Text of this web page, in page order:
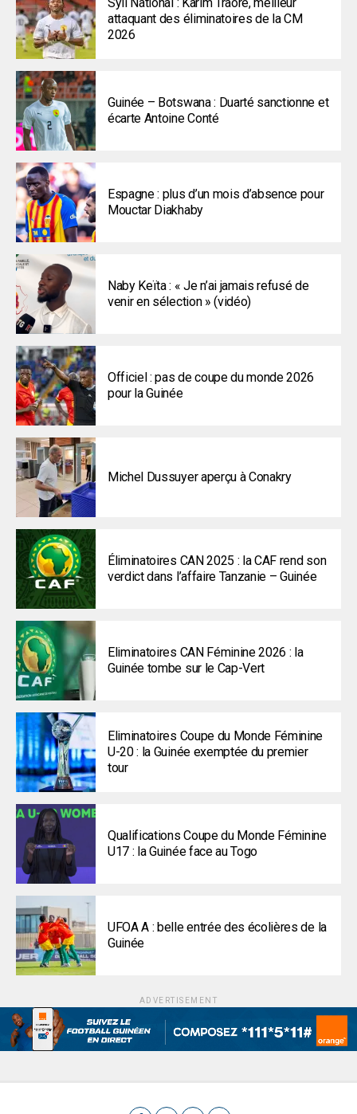
attaquant des éliminatoires de la CM
2026
Guinée – Botswana : Duarté sanctionne et
écarte Antoine Conté
Espagne : plus d’un mois d’absence pour
Mouctar Diakhaby
Naby Keïta : « Je n’ai jamais refusé de
venir en sélection » (vidéo)
Officiel : pas de coupe du monde 2026
pour la Guinée
Michel Dussuyer aperçu à Conakry
Éliminatoires CAN 2025 : la CAF rend son
verdict dans l’affaire Tanzanie – Guinée
Eliminatoires CAN Féminine 2026 : la
Guinée tombe sur le Cap-Vert
Eliminatoires Coupe du Monde Féminine
U-20 : la Guinée exemptée du premier
tour
Qualifications Coupe du Monde Féminine
U17 : la Guinée face au Togo
UFOA A : belle entrée des écolières de la
Guinée
ADVERTISEMENT